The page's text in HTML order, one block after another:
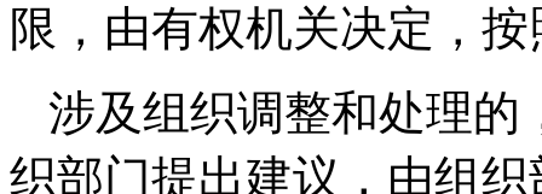
限，由有权机关决定，
涉及组织调整和处理的
织部门提出建议，由组